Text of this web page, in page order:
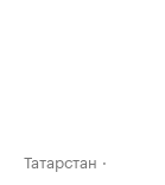
Татарстан